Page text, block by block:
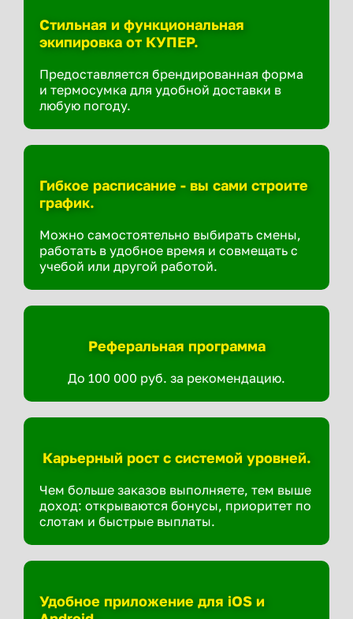
Стильная и функциональная
экипировка от КУПЕР.
Предоставляется брендированная форма
и термосумка для удобной доставки в
любую погоду.
Гибкое расписание - вы сами строите
график.
Можно самостоятельно выбирать смены,
работать в удобное время и совмещать с
учебой или другой работой.
Реферальная программа
До 100 000 руб. за рекомендацию.
Карьерный рост с системой уровней.
Чем больше заказов выполняете, тем выше
доход: открываются бонусы, приоритет по
слотам и быстрые выплаты.
Удобное приложение для iOS и